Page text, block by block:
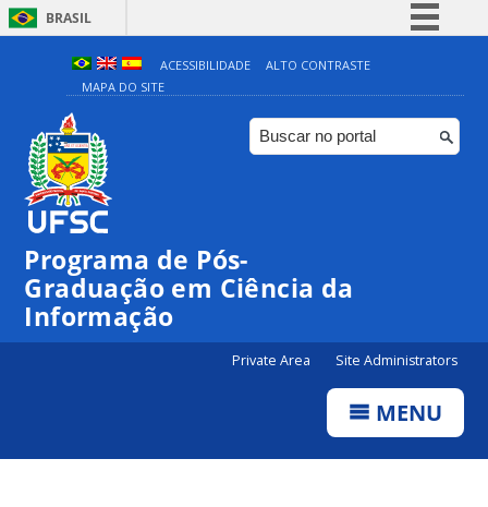
BRASIL
Simplifique!
Comunica BR
Participe
ACESSIBILIDADE
ALTO CONTRASTE
MAPA DO SITE
Programa de Pós-
Graduação em Ciência da
Informação
Private Area Site Administrators
MENU